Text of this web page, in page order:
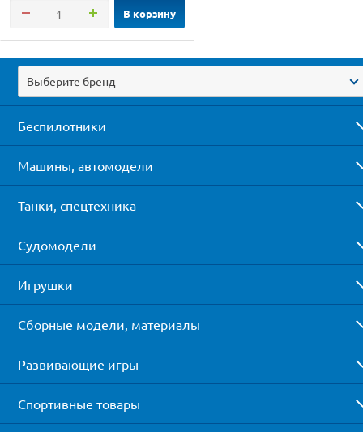
В корзину
Выберите бренд
Беспилотники
Машины, автомодели
Танки, спецтехника
Судомодели
Игрушки
Сборные модели, материалы
Развивающие игры
Спортивные товары